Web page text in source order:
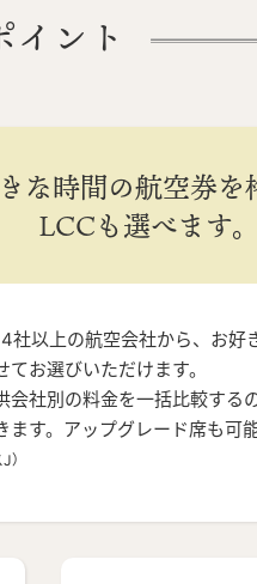
ント
な時間の航空券を
LCCも選べます。
社以上の航空会社から、お好
てお選びいただけます。
会社別の料金を一括比較する
ます。アップグレード席も可
）